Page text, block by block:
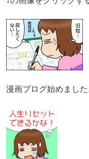
漫画ブログ始めました